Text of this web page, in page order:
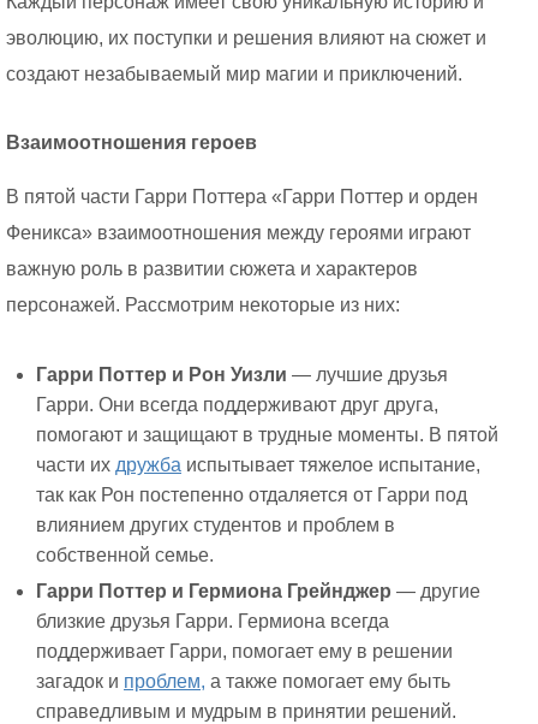
эволюцию, их поступки и решения влияют на сюжет и
создают незабываемый мир магии и приключений.
Взаимоотношения героев
В пятой части Гарри Поттера «Гарри Поттер и орден
Феникса» взаимоотношения между героями играют
важную роль в развитии сюжета и характеров
персонажей. Рассмотрим некоторые из них:
Гарри Поттер и Рон Уизли — лучшие друзья
Гарри. Они всегда поддерживают друг друга,
помогают и защищают в трудные моменты. В пятой
части их дружба испытывает тяжелое испытание,
так как Рон постепенно отдаляется от Гарри под
влиянием других студентов и проблем в
собственной семье.
Гарри Поттер и Гермиона Грейнджер — другие
близкие друзья Гарри. Гермиона всегда
поддерживает Гарри, помогает ему в решении
загадок и проблем, а также помогает ему быть
справедливым и мудрым в принятии решений.